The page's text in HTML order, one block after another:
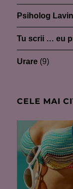
Psiholog
Tu scrii … eu
Urare (9)
CELE MAI